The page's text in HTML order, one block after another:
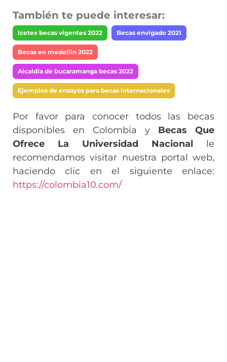
También te puede interesar:
Icetex becas vigentes 2022 Becas envigado 2021
Becas en medellin 2022
Alcaldía de bucaramanga becas 2022
Ejemplos de ensayos para becas internacionales
Por favor para conocer todos las becas
disponibles en Colombia y Becas Que
Ofrece La Universidad Nacional le
recomendamos visitar nuestra portal web,
haciendo clic en el siguiente enlace:
https://colombia10.com/